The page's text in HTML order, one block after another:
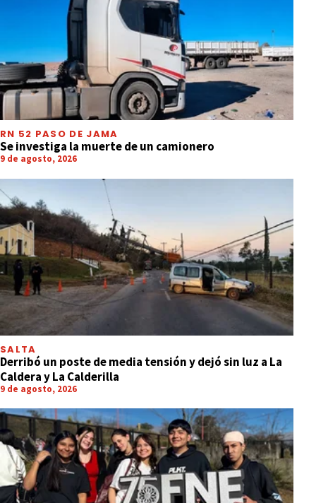
RN 52 PASO DE JAMA
Se investiga la muerte de un camionero
9 de agosto, 2026
SALTA
Derribó un poste de media tensión y dejó sin luz a La
Caldera y La Calderilla
9 de agosto, 2026